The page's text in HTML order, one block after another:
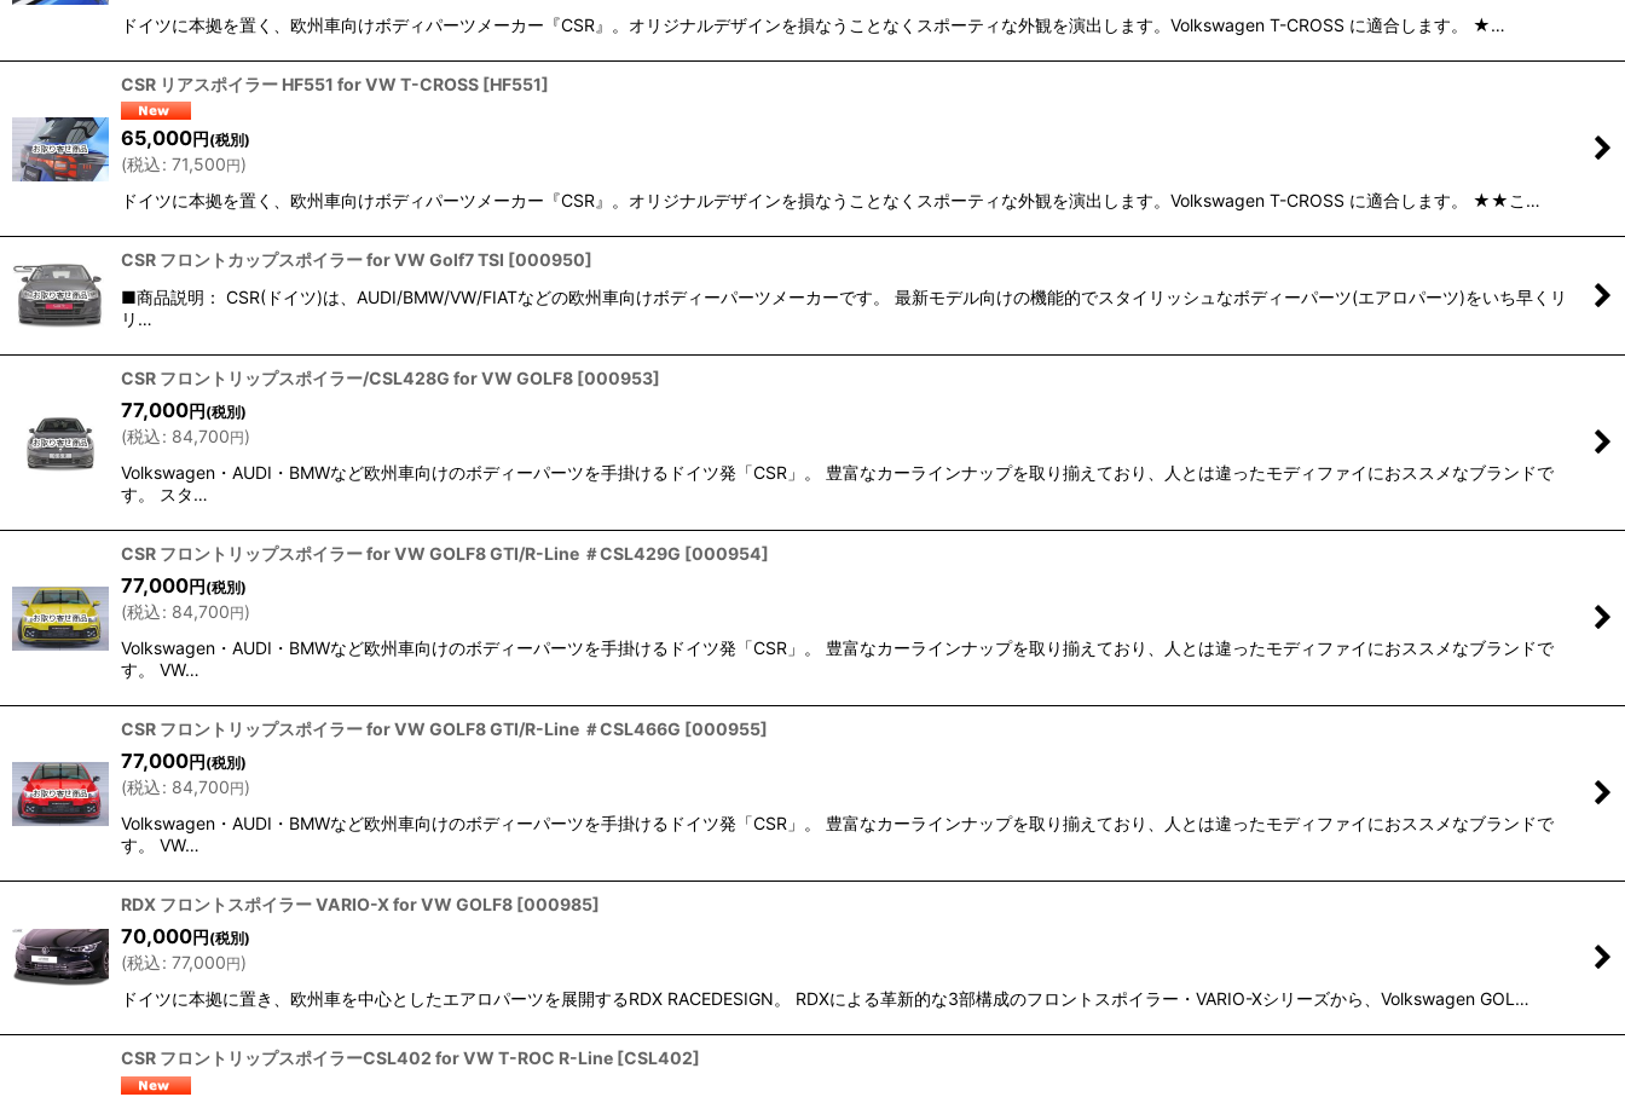
ドイツに本拠を置く、欧州車向けボディパーツメーカー『CSR』。オリジナルデザインを損なうことなくスポーティな外観を演出します。Volkswagen T-CROSS に適合します。 ★…
CSR リアスポイラー HF551 for VW T-CROSS [HF551]
65,000円 (税別)
(税込: 71,500円)
ドイツに本拠を置く、欧州車向けボディパーツメーカー『CSR』。オリジナルデザインを損なうことなくスポーティな外観を演出します。Volkswagen T-CROSS に適合します。 ★★こ…
CSR フロントカップスポイラー for VW Golf7 TSI [000950]
■商品説明： CSR(ドイツ)は、AUDI/BMW/VW/FIATなどの欧州車向けボディーパーツメーカーです。 最新モデル向けの機能的でスタイリッシュなボディーパーツ(エアロパーツ)をいち早くリ
リ…
CSR フロントリップスポイラー/CSL428G for VW GOLF8 [000953]
77,000円 (税別)
(税込: 84,700円)
Volkswagen・AUDI・BMWなど欧州車向けのボディーパーツを手掛けるドイツ発「CSR」。 豊富なカーラインナップを取り揃えており、人とは違ったモディファイにおススメなブランドで
す。 スタ…
CSR フロントリップスポイラー for VW GOLF8 GTI/R-Line ＃CSL429G [000954]
77,000円 (税別)
(税込: 84,700円)
Volkswagen・AUDI・BMWなど欧州車向けのボディーパーツを手掛けるドイツ発「CSR」。 豊富なカーラインナップを取り揃えており、人とは違ったモディファイにおススメなブランドで
す。 VW…
CSR フロントリップスポイラー for VW GOLF8 GTI/R-Line ＃CSL466G [000955]
77,000円 (税別)
(税込: 84,700円)
Volkswagen・AUDI・BMWなど欧州車向けのボディーパーツを手掛けるドイツ発「CSR」。 豊富なカーラインナップを取り揃えており、人とは違ったモディファイにおススメなブランドで
す。 VW…
RDX フロントスポイラー VARIO-X for VW GOLF8 [000985]
70,000円 (税別)
(税込: 77,000円)
ドイツに本拠に置き、欧州車を中心としたエアロパーツを展開するRDX RACEDESIGN。 RDXによる革新的な3部構成のフロントスポイラー・VARIO-Xシリーズから、Volkswagen GOL…
CSR フロントリップスポイラーCSL402 for VW T-ROC R-Line [CSL402]